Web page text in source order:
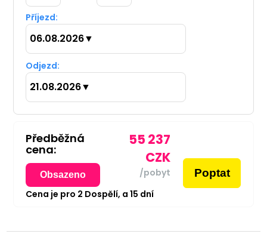
Příjezd:
06.08.2026▼
Odjezd:
21.08.2026▼
Předběžná
cena:
Obsazeno
55 237
CZK
/pobyt Poptat
Cena je pro 2 Dospělí, a 15 dní